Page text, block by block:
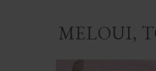
MELOUI,